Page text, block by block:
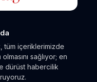
tüm içeriklerimizde
sağlıyor; en
dürüst habercilik